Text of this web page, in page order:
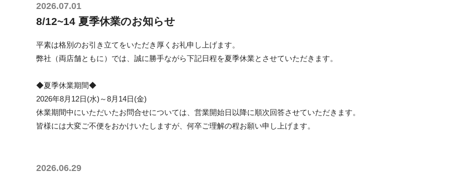
2026.07.01
8/12~14 夏季休業のお知らせ
平素は格別のお引き立てをいただき厚くお礼申し上げます。
弊社（両店舗ともに）では、誠に勝手ながら下記日程を夏季休業とさせていただきます。
◆夏季休業期間◆
2026年8月12日(水)～8月14日(金)
休業期間中にいただいたお問合せについては、営業開始日以降に順次回答させていただきます。
皆様には大変ご不便をおかけいたしますが、何卒ご理解の程お願い申し上げます。
2026.06.29